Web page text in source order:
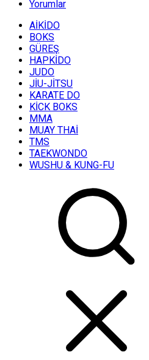
Yorumlar
AİKİDO
BOKS
GÜREŞ
HAPKİDO
JUDO
JİU-JİTSU
KARATE DO
KİCK BOKS
MMA
MUAY THAİ
TMS
TAEKWONDO
WUSHU & KUNG-FU